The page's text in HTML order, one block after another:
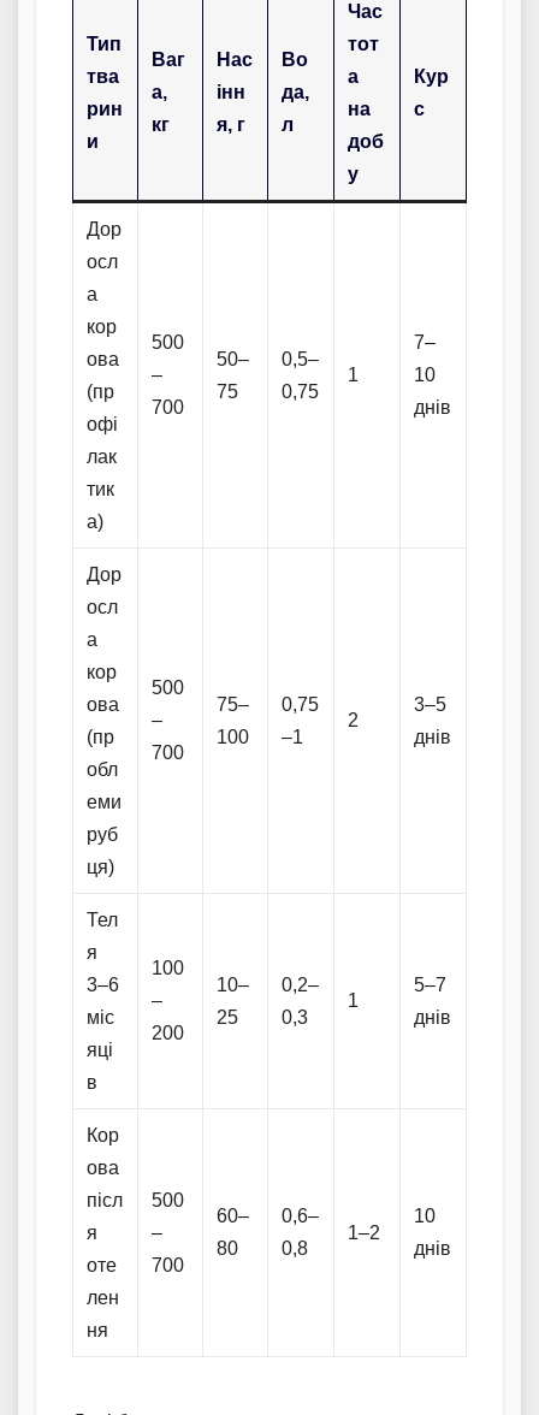
Тип
тва
рин
и
Ваг
а,
кг
Нас
інн
я, г
Во
да,
л
Час
тот
а
на
доб
у
Кур
с
Дор
осл
а
кор
ова
(пр
офі
лак
тик
а)
500
–
700
50–
75
0,5–
0,75
1
7–
10
днів
Дор
осл
а
кор
ова
(пр
обл
еми
руб
ця)
500
–
700
75–
100
0,75
–1
2
3–5
днів
Тел
я
3–6
міс
яці
в
100
–
200
10–
25
0,2–
0,3
1
5–7
днів
Кор
ова
післ
я
оте
лен
ня
500
–
700
60–
80
0,6–
0,8
1–2
10
днів